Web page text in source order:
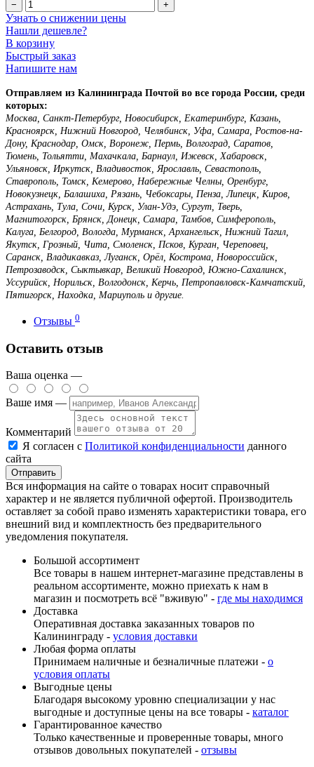
− +
Узнать о снижении цены
Нашли дешевле?
В корзину
Быстрый заказ
Напишите нам
Отправляем из Калининграда Почтой во все города России, среди
которых:
Москва, Санкт-Петербург, Новосибирск, Екатеринбург, Казань,
Красноярск, Нижний Новгород, Челябинск, Уфа, Самара, Ростов-на-
Дону, Краснодар, Омск, Воронеж, Пермь, Волгоград, Саратов,
Тюмень, Тольятти, Махачкала, Барнаул, Ижевск, Хабаровск,
Ульяновск, Иркутск, Владивосток, Ярославль, Севастополь,
Ставрополь, Томск, Кемерово, Набережные Челны, Оренбург,
Новокузнецк, Балашиха, Рязань, Чебоксары, Пенза, Липецк, Киров,
Астрахань, Тула, Сочи, Курск, Улан-Удэ, Сургут, Тверь,
Магнитогорск, Брянск, Донецк, Самара, Тамбов, Симферополь,
Калуга, Белгород, Вологда, Мурманск, Архангельск, Нижний Тагил,
Якутск, Грозный, Чита, Смоленск, Псков, Курган, Череповец,
Саранск, Владикавказ, Луганск, Орёл, Кострома, Новороссийск,
Петрозаводск, Сыктывкар, Великий Новгород, Южно-Сахалинск,
Уссурийск, Норильск, Волгодонск, Керчь, Петропавловск-Камчатский,
Пятигорск, Находка, Мариуполь и другие.
Отзывы 0
Оставить отзыв
Ваша оценка —
Ваше имя —
Комментарий
Я согласен с Политикой конфиденциальности данного
сайта
Вся информация на сайте о товарах носит справочный
характер и не является публичной офертой. Производитель
оставляет за собой право изменять характеристики товара, его
внешний вид и комплектность без предварительного
уведомления покупателя.
Большой ассортимент
Все товары в нашем интернет-магазине представлены в
реальном ассортименте, можно приехать к нам в
магазин и посмотреть всё "вживую" - где мы находимся
Доставка
Оперативная доставка заказанных товаров по
Калининграду - условия доставки
Любая форма оплаты
Принимаем наличные и безналичные платежи - о
условия оплаты
Выгодные цены
Благодаря высокому уровню специализации у нас
выгодные и доступные цены на все товары - каталог
Гарантированное качество
Только качественные и проверенные товары, много
отзывов довольных покупателей - отзывы